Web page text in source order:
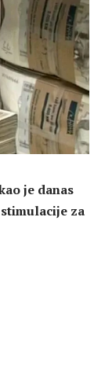
je danas
za